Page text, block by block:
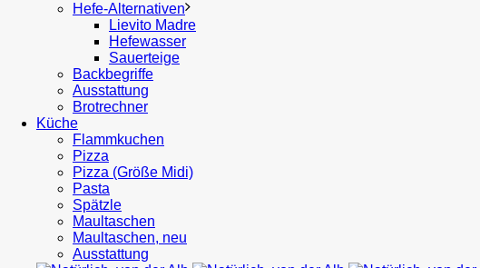
Hefe-Alternativen
Lievito Madre
Hefewasser
Sauerteige
Backbegriffe
Ausstattung
Brotrechner
Küche
Flammkuchen
Pizza
Pizza (Größe Midi)
Pasta
Spätzle
Maultaschen
Maultaschen, neu
Ausstattung